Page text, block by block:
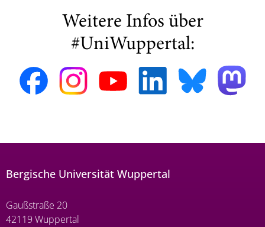
Weitere Infos über
#UniWuppertal:
Bergische Universität Wuppertal
Gaußstraße 20
42119 Wuppertal